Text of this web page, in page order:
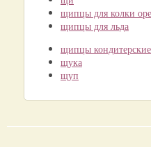
щипцы для колки
щипцы для льда
щипцы кондитерские
щука
щуп